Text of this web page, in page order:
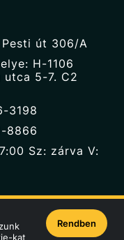
kat
Rendben
Pesti út 306/A
H-1106
utca 5-7. C2
3198
8866
Sz: zárva V:
jog fenntartva!